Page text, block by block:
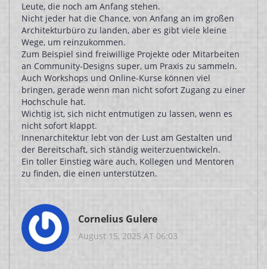
Leute, die noch am Anfang stehen.
Nicht jeder hat die Chance, von Anfang an im großen
Architekturbüro zu landen, aber es gibt viele kleine
Wege, um reinzukommen.
Zum Beispiel sind freiwillige Projekte oder Mitarbeiten
an Community-Designs super, um Praxis zu sammeln.
Auch Workshops und Online-Kurse können viel
bringen, gerade wenn man nicht sofort Zugang zu einer
Hochschule hat.
Wichtig ist, sich nicht entmutigen zu lassen, wenn es
nicht sofort klappt.
Innenarchitektur lebt von der Lust am Gestalten und
der Bereitschaft, sich ständig weiterzuentwickeln.
Ein toller Einstieg wäre auch, Kollegen und Mentoren
zu finden, die einen unterstützen.
Cornelius Gulere
August 15, 2025 AT 06:03